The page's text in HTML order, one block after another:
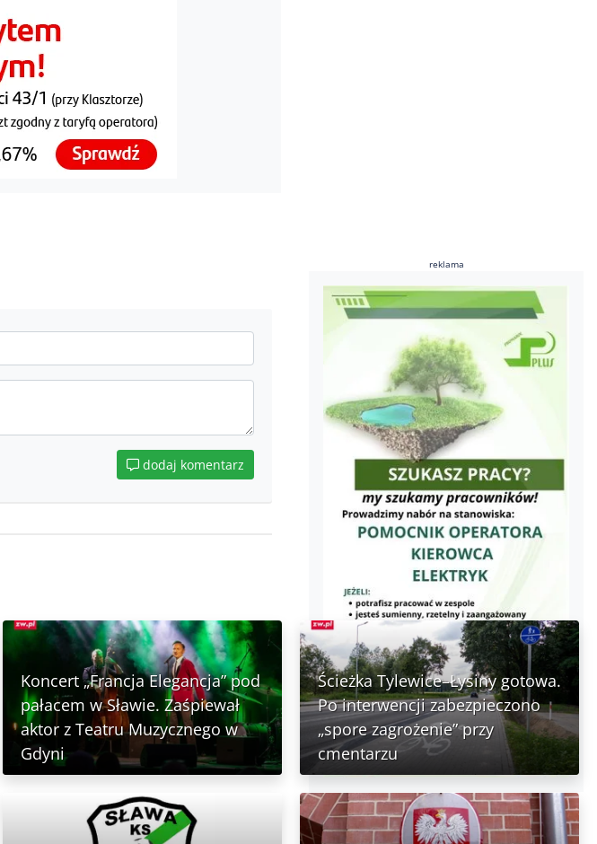
dodaj komentarz
reklama
Koncert „Francja Elegancja” pod
pałacem w Sławie. Zaśpiewał
aktor z Teatru Muzycznego w
Gdyni
Ścieżka Tylewice–Łysiny gotowa.
Po interwencji zabezpieczono
„spore zagrożenie” przy
cmentarzu